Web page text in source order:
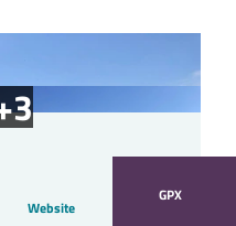
Website
GPX